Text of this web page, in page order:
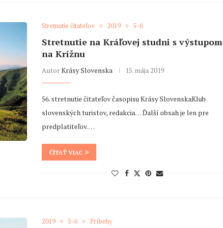
Stretnutie čitateľov 2019 5-6
Stretnutie na Kráľovej studni s výstupom
na Krížnu
AutorKrásy Slovenska 15. mája 2019
56. stretnutie čitateľov časopisu Krásy SlovenskaKlub
slovenských turistov, redakcia… Ďalší obsah je len pre
predplatiteľov. …
ČÍTAŤ VIAC
2019 5-6 Príbehy